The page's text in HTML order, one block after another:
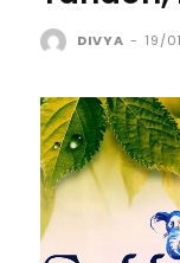
DIVYA - 19/